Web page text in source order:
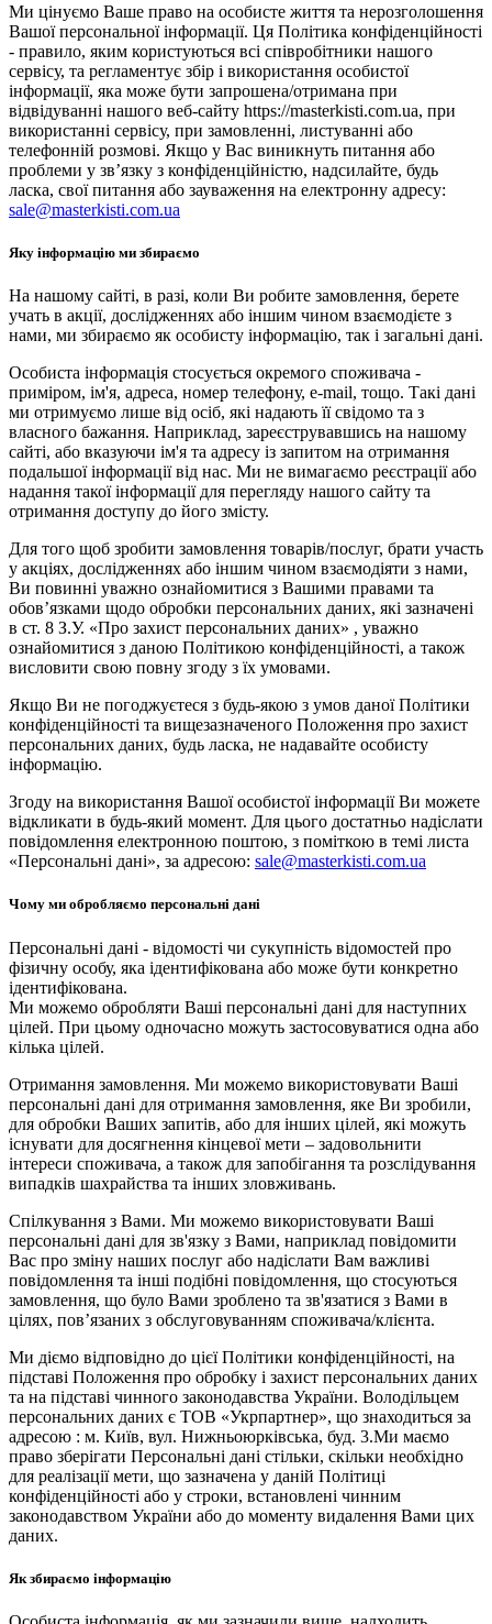
Ми цінуємо Ваше право на особисте життя та нерозголошення
Вашої персональної інформації. Ця Політика конфіденційності
- правило, яким користуються всі співробітники нашого
сервісу, та регламентує збір і використання особистої
інформації, яка може бути запрошена/отримана при
відвідуванні нашого веб-сайту https://masterkisti.com.ua, при
використанні сервісу, при замовленні, листуванні або
телефонній розмові. Якщо у Вас виникнуть питання або
проблеми у зв’язку з конфіденційністю, надсилайте, будь
ласка, свої питання або зауваження на електронну адресу:
sale@masterkisti.com.ua
Яку інформацію ми збираємо
На нашому сайті, в разі, коли Ви робите замовлення, берете
учать в акції, дослідженнях або іншим чином взаємодієте з
нами, ми збираємо як особисту інформацію, так і загальні дані.
Особиста інформація стосується окремого споживача -
приміром, ім'я, адреса, номер телефону, e-mail, тощо. Такі дані
ми отримуємо лише від осіб, які надають її свідомо та з
власного бажання. Наприклад, зареєструвавшись на нашому
сайті, або вказуючи ім'я та адресу із запитом на отримання
подальшої інформації від нас. Ми не вимагаємо реєстрації або
надання такої інформації для перегляду нашого сайту та
отримання доступу до його змісту.
Для того щоб зробити замовлення товарів/послуг, брати участь
у акціях, дослідженнях або іншим чином взаємодіяти з нами,
Ви повинні уважно ознайомитися з Вашими правами та
обов’язками щодо обробки персональних даних, які зазначені
в ст. 8 З.У. «Про захист персональних даних» , уважно
ознайомитися з даною Політикою конфіденційності, а також
висловити свою повну згоду з їх умовами.
Якщо Ви не погоджуєтеся з будь-якою з умов даної Політики
конфіденційності та вищезазначеного Положення про захист
персональних даних, будь ласка, не надавайте особисту
інформацію.
Згоду на використання Вашої особистої інформації Ви можете
відкликати в будь-який момент. Для цього достатньо надіслати
повідомлення електронною поштою, з поміткою в темі листа
«Персональні дані», за адресою: sale@masterkisti.com.ua
Чому ми обробляємо персональні дані
Персональні дані - відомості чи сукупність відомостей про
фізичну особу, яка ідентифікована або може бути конкретно
ідентифікована.
Ми можемо обробляти Ваші персональні дані для наступних
цілей. При цьому одночасно можуть застосовуватися одна або
кілька цілей.
Отримання замовлення. Ми можемо використовувати Ваші
персональні дані для отримання замовлення, яке Ви зробили,
для обробки Ваших запитів, або для інших цілей, які можуть
існувати для досягнення кінцевої мети – задовольнити
інтереси споживача, а також для запобігання та розслідування
випадків шахрайства та інших зловживань.
Спілкування з Вами. Ми можемо використовувати Ваші
персональні дані для зв'язку з Вами, наприклад повідомити
Вас про зміну наших послуг або надіслати Вам важливі
повідомлення та інші подібні повідомлення, що стосуються
замовлення, що було Вами зроблено та зв'язатися з Вами в
цілях, пов’язаних з обслуговуванням споживача/клієнта.
Ми діємо відповідно до цієї Політики конфіденційності, на
підставі Положення про обробку і захист персональних даних
та на підставі чинного законодавства України. Володільцем
персональних даних є ТОВ «Укрпартнер», що знаходиться за
адресою : м. Київ, вул. Нижньоюркiвська, буд. 3.Ми маємо
право зберігати Персональні дані стільки, скільки необхідно
для реалізації мети, що зазначена у даній Політиці
конфіденційності або у строки, встановлені чинним
законодавством України або до моменту видалення Вами цих
даних.
Як збираємо інформацію